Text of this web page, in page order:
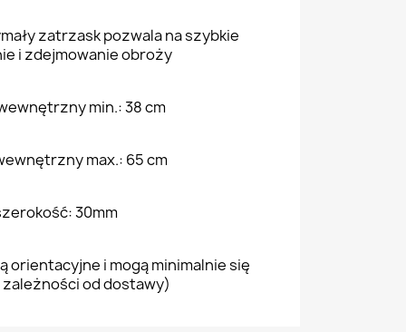
zatrzask pozwala na szybkie
i zdejmowanie obroży
min.: 38 cm
max.: 65 cm
30mm
orientacyjne i mogą minimalnie się
od dostawy)